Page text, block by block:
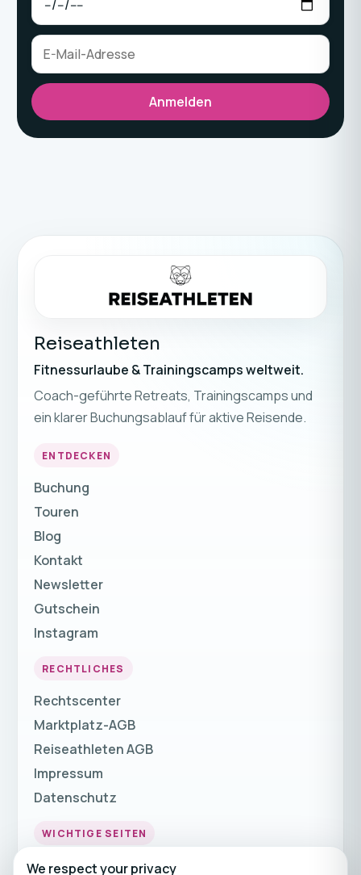
Anmelden
Reiseathleten
Fitnessurlaube & Trainingscamps weltweit.
Coach-geführte Retreats, Trainingscamps und
ein klarer Buchungsablauf für aktive Reisende.
ENTDECKEN
Buchung
Touren
Blog
Kontakt
Newsletter
Gutschein
Instagram
RECHTLICHES
Rechtscenter
Marktplatz-AGB
Reiseathleten AGB
Impressum
Datenschutz
WICHTIGE SEITEN
Fitnessurlaub
We respect your privacy